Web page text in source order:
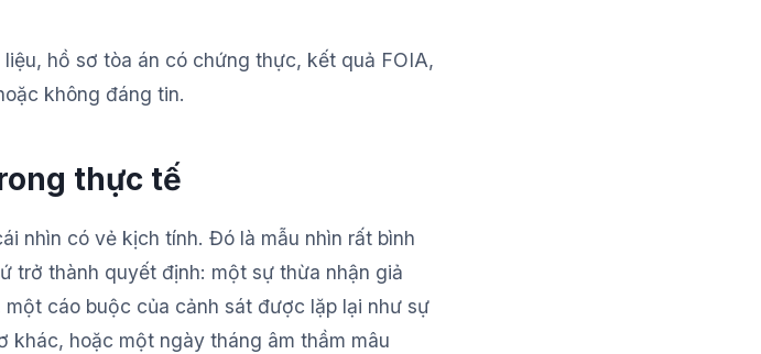
hồ sơ tòa án có chứng thực, kết quả FOIA,
không đáng tin.
thực tế
nhìn có vẻ kịch tính. Đó là mẫu nhìn rất bình
trở thành quyết định: một sự thừa nhận giả
cáo buộc của cảnh sát được lặp lại như sự
khác, hoặc một ngày tháng âm thầm mâu